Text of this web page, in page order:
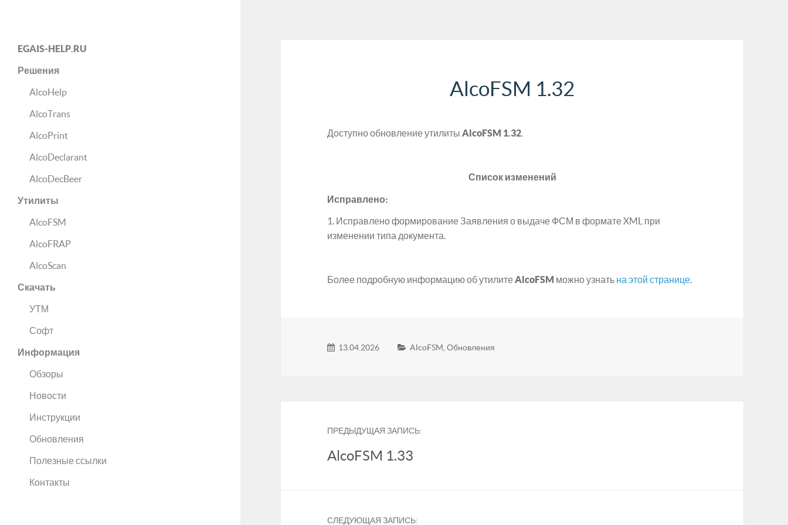
EGAIS-HELP.RU
Решения
AlcoHelp
AlcoTrans
AlcoPrint
AlcoDeclarant
AlcoDecBeer
Утилиты
AlcoFSM
AlcoFRAP
AlcoScan
Скачать
УТМ
Софт
Информация
Обзоры
Новости
Инструкции
Обновления
Полезные ссылки
Контакты
AlcoFSM 1.32
Доступно обновление утилитыAlcoFSM 1.32.
Список изменений
Исправлено:
1. Исправлено формирование Заявления о выдаче ФСМ в формате XML при
изменении типа документа.
Более подробную информацию об утилитеAlcoFSM можно узнать на этой странице.
13.04.2026 AlcoFSM Обновления
ПРЕДЫДУЩАЯ ЗАПИСЬ:
AlcoFSM 1.33
СЛЕДУЮЩАЯ ЗАПИСЬ: